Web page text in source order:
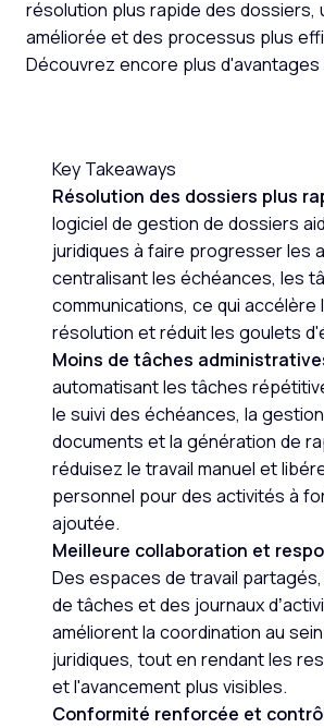
résolution plus rapide des dossiers,
améliorée et des processus plus
Découvrez encore plus d'avantages
Key Takeaways
Résolution des dossiers plus
logiciel de gestion de dossiers
juridiques à faire progresser les
centralisant les échéances, les
communications, ce qui accélère
résolution et réduit les goulets
Moins de tâches
automatisant les tâches
le suivi des échéances, la
documents et la génération de
réduisez le travail manuel et
personnel pour des activités à
ajoutée.
Meilleure collaboration et
Des espaces de travail partagés,
de tâches et des journaux
améliorent la coordination au
juridiques, tout en rendant les
et l'avancement plus visibles.
Conformité renforcée et